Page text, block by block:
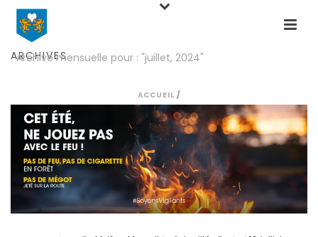
ARCHIVES
Archive mensuelle pour : "juillet, 2024"
ACCUEIL /